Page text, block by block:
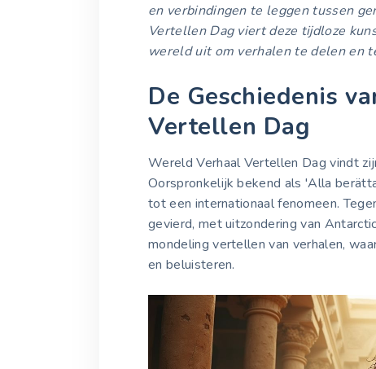
en verbindingen te leggen tussen
Vertellen Dag viert deze tijdloze
wereld uit om verhalen te delen en
De Geschiedenis
Vertellen Dag
Wereld Verhaal Vertellen Dag vindt
Oorspronkelijk bekend als 'Alla
tot een internationaal fenomeen.
gevierd, met uitzondering van
mondeling vertellen van verhalen,
en beluisteren.